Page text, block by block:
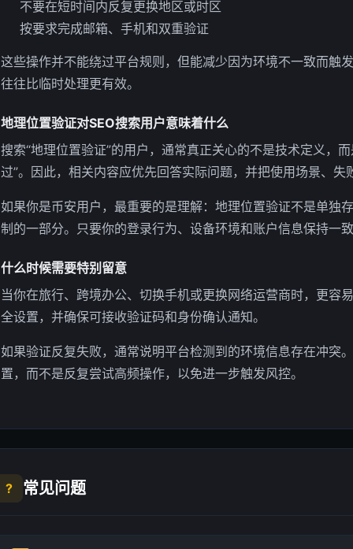
不要在短时间内反复更换地区或时区
按要求完成邮箱、手机和双重验证
这些操作并不能绕过平台规则，但能减少因为环境不一致而触
往往比临时处理更有效。
地理位置验证对SEO搜索用户意味着什么
搜索“地理位置验证”的用户，通常真正关心的不是技术定义，
过”。因此，相关内容应优先回答实际问题，并把使用场景、失
如果你是币安用户，最重要的是理解：地理位置验证不是单独
制的一部分。只要你的登录行为、设备环境和账户信息保持一
什么时候需要特别留意
当你在旅行、跨境办公、切换手机或更换网络运营商时，更容
全设置，并确保可接收验证码和身份确认通知。
如果验证反复失败，通常说明平台检测到的环境信息存在冲突
置，而不是反复尝试高频操作，以免进一步触发风控。
? 常见问题